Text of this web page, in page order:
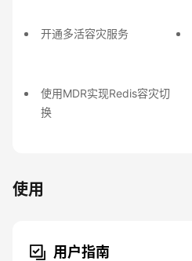
开通多活容灾服务
使用MDR实现Redis容灾切
换
使用
用户指南